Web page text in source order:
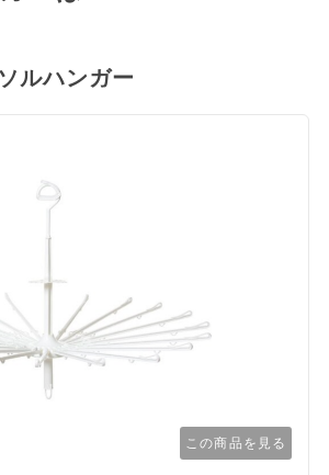
ルハンガー
この商品を見る